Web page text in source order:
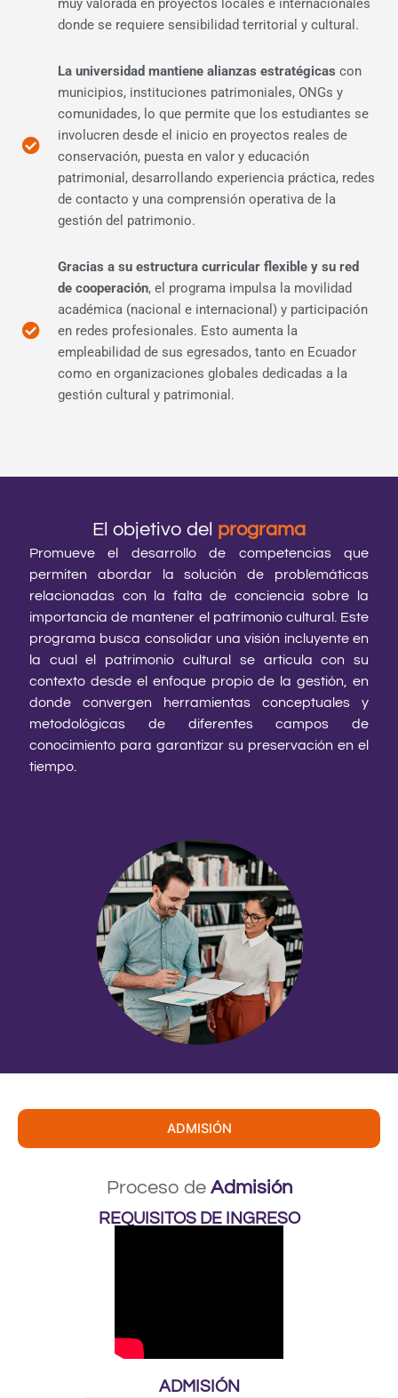
muy valorada en proyectos locales e internacionales
donde se requiere sensibilidad territorial y cultural.
La universidad mantiene alianzas estratégicas con
municipios, instituciones patrimoniales, ONGs y
comunidades, lo que permite que los estudiantes se
involucren desde el inicio en proyectos reales de
conservación, puesta en valor y educación
patrimonial, desarrollando experiencia práctica, redes
de contacto y una comprensión operativa de la
gestión del patrimonio.
Gracias a su estructura curricular flexible y su red
de cooperación, el programa impulsa la movilidad
académica (nacional e internacional) y participación
en redes profesionales. Esto aumenta la
empleabilidad de sus egresados, tanto en Ecuador
como en organizaciones globales dedicadas a la
gestión cultural y patrimonial.
El objetivo del programa
Promueve el desarrollo de competencias que
permiten abordar la solución de problemáticas
relacionadas con la falta de conciencia sobre la
importancia de mantener el patrimonio cultural. Este
programa busca consolidar una visión incluyente en
la cual el patrimonio cultural se articula con su
contexto desde el enfoque propio de la gestión, en
donde convergen herramientas conceptuales y
metodológicas de diferentes campos de
conocimiento para garantizar su preservación en el
tiempo.
ADMISIÓN
Proceso de Admisión
REQUISITOS DE INGRESO
ADMISIÓN